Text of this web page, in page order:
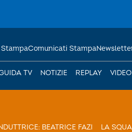
TV NOTIZIE REPLAY VIDEO
Comunicati Stampa
BEATRICE FAZI LA